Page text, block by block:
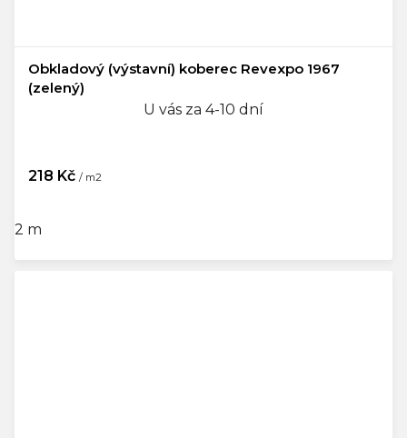
Obkladový (výstavní) koberec Revexpo 1967
(zelený)
U vás za 4-10 dní
218 Kč / m2
2 m